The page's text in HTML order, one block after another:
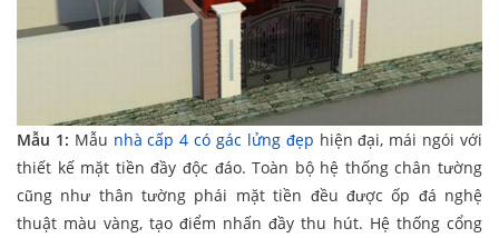
Mẫu 1: Mẫu nhà cấp 4 có gác lửng đẹp hiện đại, mái ngói với
thiết kế mặt tiền đầy độc đáo. Toàn bộ hệ thống chân tường
cũng như thân tường phái mặt tiền đều được ốp đá nghệ
thuật màu vàng, tạo điểm nhấn đầy thu hút. Hệ thống cổng